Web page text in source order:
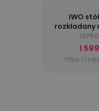
IWO
rozkładany
1
https://